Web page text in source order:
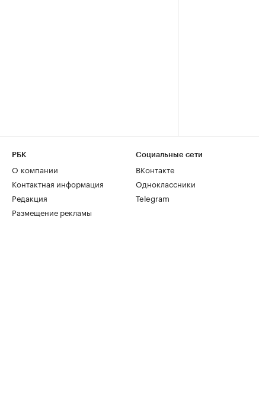
РБК
О компании
Контактная информация
Редакция
Размещение рекламы
Социальные сети
ВКонтакте
Одноклассники
Telegram